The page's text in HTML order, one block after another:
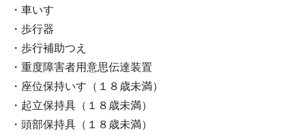
・車いす
・歩行器
・歩行補助つえ
・重度障害者用意思伝達装置
・座位保持いす（１８歳未満）
・起立保持具（１８歳未満）
・頭部保持具（１８歳未満）